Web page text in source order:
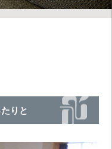
りと